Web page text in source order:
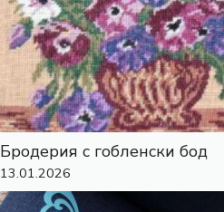
Бродерия с гобленски бод
13.01.2026